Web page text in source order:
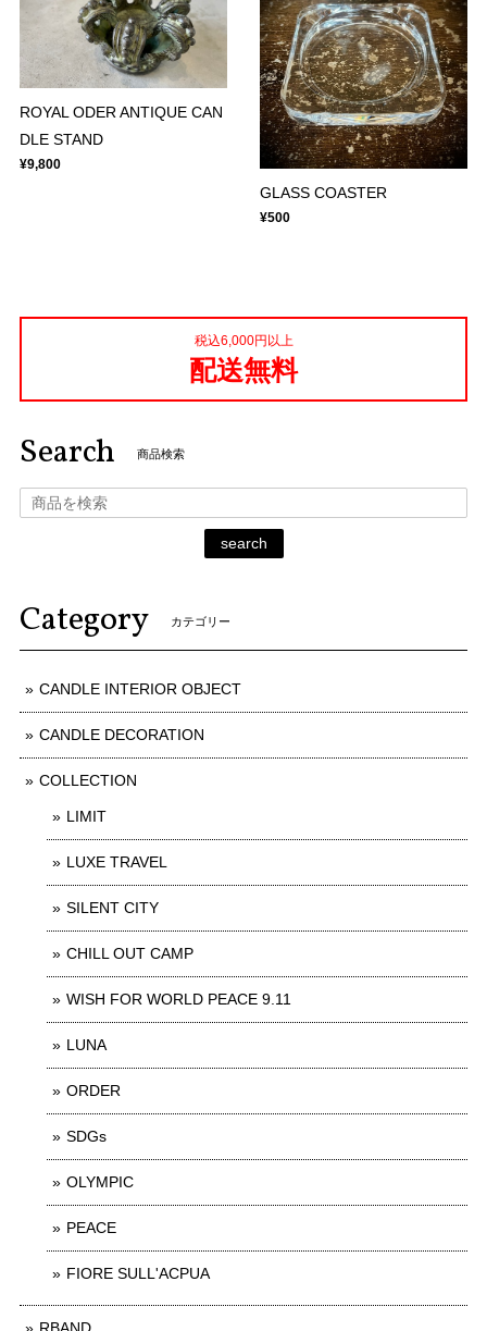
ROYAL ODER ANTIQUE CAN
DLE STAND
¥9,800
GLASS COASTER
¥500
税込6,000円以上
配送無料
Search 商品検索
search
Category カテゴリー
CANDLE INTERIOR OBJECT
CANDLE DECORATION
COLLECTION
LIMIT
LUXE TRAVEL
SILENT CITY
CHILL OUT CAMP
WISH FOR WORLD PEACE 9.11
LUNA
ORDER
SDGs
OLYMPIC
PEACE
FIORE SULL'ACPUA